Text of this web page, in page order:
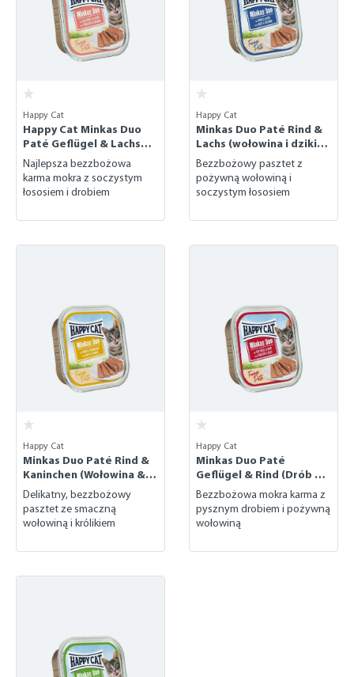
Happy Cat
Happy Cat Minkas Duo
Paté Geflügel & Lachs
(Drób & łosoś)
Najlepsza bezzbożowa
karma mokra z soczystym
łososiem i drobiem
Happy Cat
Minkas Duo Paté Rind &
Lachs (wołowina i dziki
łosoś)
Bezzbożowy pasztet z
pożywną wołowiną i
soczystym łososiem
Happy Cat
Minkas Duo Paté Rind &
Kaninchen (Wołowina &
Królik)
Delikatny, bezzbożowy
pasztet ze smaczną
wołowiną i królikiem
Happy Cat
Minkas Duo Paté
Geflügel & Rind (Drób &
Wołowina)
Bezzbożowa mokra karma z
pysznym drobiem i pożywną
wołowiną